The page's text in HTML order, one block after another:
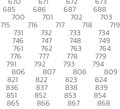
685 686 687 688
700 701 702 703
715 716 717 718 719
731 732 733 734
746 747 748 749
761 762 763 764
776 777 778 779
791 792 793 794
806 807 808 809
821 822 823 824
836 837 838 839
851 852 853 854
865 866 867 868